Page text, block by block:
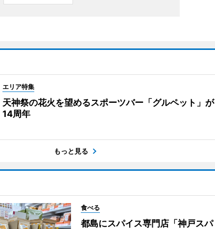
エリア特集
天神祭の花火を望めるスポーツバー「グルペット」が
14周年
もっと見る
食べる
都島にスパイス専門店「神戸スパ